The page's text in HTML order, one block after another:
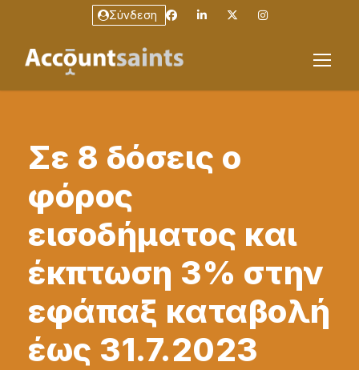
Σύνδεση
Σε 8 δόσεις ο
φόρος
εισοδήματος και
έκπτωση 3% στην
εφάπαξ καταβολή
έως 31.7.2023